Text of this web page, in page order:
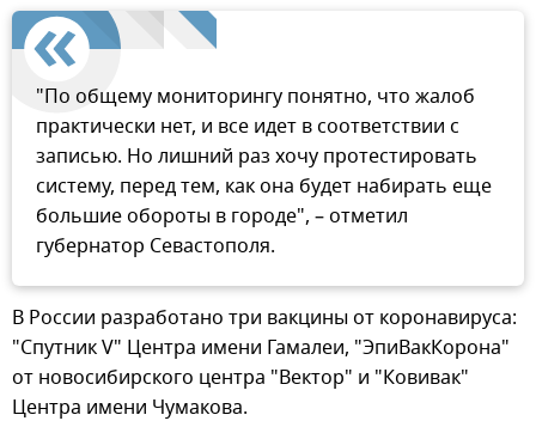
"По общему мониторингу понятно, что жалоб
практически нет, и все идет в соответствии с
записью. Но лишний раз хочу протестировать
систему, перед тем, как она будет набирать еще
большие обороты в городе", – отметил
губернатор Севастополя.
В России разработано три вакцины от коронавируса:
"Спутник V" Центра имени Гамалеи, "ЭпиВакКорона"
от новосибирского центра "Вектор" и "Ковивак"
Центра имени Чумакова.